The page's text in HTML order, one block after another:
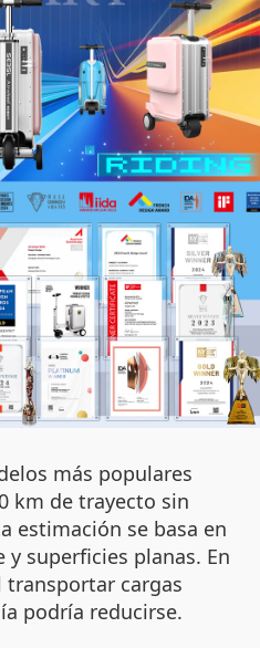
más populares
km de trayecto sin
estimación se basa en
superficies planas. En
cargas
podría reducirse.